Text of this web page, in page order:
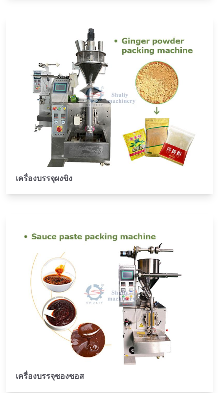
เครื่องบรรจุผงขิง
เครื่องบรรจุซองซอส